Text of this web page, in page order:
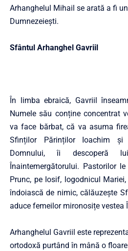
Arhanghelul Mihail se arată a fi
Dumnezeiești.
Sfântul Arhanghel Gavriil
În limba ebraică, Gavriil
Numele său conține concentrat
va face bărbat, că va asuma
Sfinților Părinților Ioachim și
Domnului, îi descoperă
Înaintemergătorului. Pastorilor
Prunc, pe Iosif, logodnicul
îndoiască de nimic, călăuzește
aduce femeilor mironosițe vestea
Arhanghelul Gavriil este
ortodoxă purtând în mână o